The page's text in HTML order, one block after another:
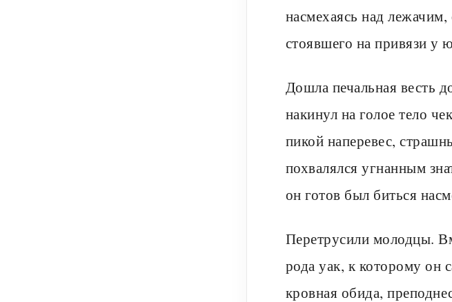
насмехаясь над
стоявшего на привязи у
Дошла печальная весть
накинул на голое тело
пикой наперевес,
похвалялся угнанным
он готов был биться
Перетрусили молодцы.
рода уак, к которому он
кровная обида,